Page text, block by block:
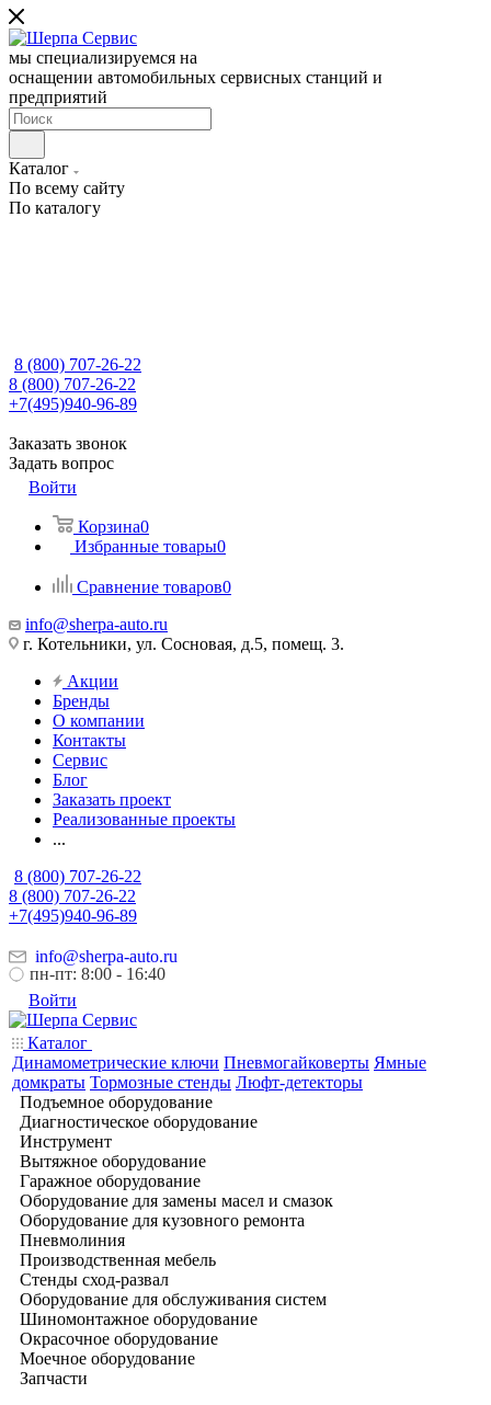
мы специализируемся на
оснащении автомобильных сервисных станций и
предприятий
Каталог
По всему сайту
По каталогу
8 (800) 707-26-22
8 (800) 707-26-22
+7(495)940-96-89
Заказать звонок
Задать вопрос
Войти
Корзина0
Избранные товары0
Сравнение товаров0
info@sherpa-auto.ru
г. Котельники, ул. Сосновая, д.5, помещ. 3.
Акции
Бренды
О компании
Контакты
Сервис
Блог
Заказать проект
Реализованные проекты
...
8 (800) 707-26-22
8 (800) 707-26-22
+7(495)940-96-89
info@sherpa-auto.ru
пн-пт: 8:00 - 16:40
Войти
Каталог
Динамометрические ключи Пневмогайковерты Ямные
домкраты Тормозные стенды Люфт-детекторы
Подъемное оборудование
Диагностическое оборудование
Инструмент
Вытяжное оборудование
Гаражное оборудование
Оборудование для замены масел и смазок
Оборудование для кузовного ремонта
Пневмолиния
Производственная мебель
Стенды сход-развал
Оборудование для обслуживания систем
Шиномонтажное оборудование
Окрасочное оборудование
Моечное оборудование
Запчасти